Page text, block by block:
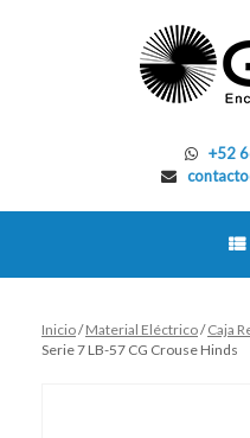
+52
Inicio/Material Eléctrico/Caja
Serie 7 LB-57 CG Crouse Hinds